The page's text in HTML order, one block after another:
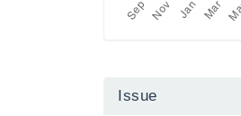
Issue